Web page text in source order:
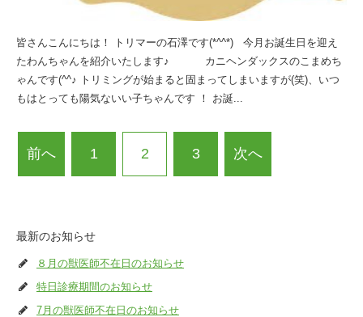
皆さんこんにちは！ トリマーの石澤です(*^^*) 今月お誕生日を迎え
たわんちゃんを紹介いたします♪ カニヘンダックスのこまめち
ゃんです(^^♪ トリミングが始まると固まってしまいますが(笑)、いつ
もはとっても陽気ないい子ちゃんです ！ お誕...
前へ 1 2 3 次へ
最新のお知らせ
８月の獣医師不在日のお知らせ
特日診療期間のお知らせ
7月の獣医師不在日のお知らせ